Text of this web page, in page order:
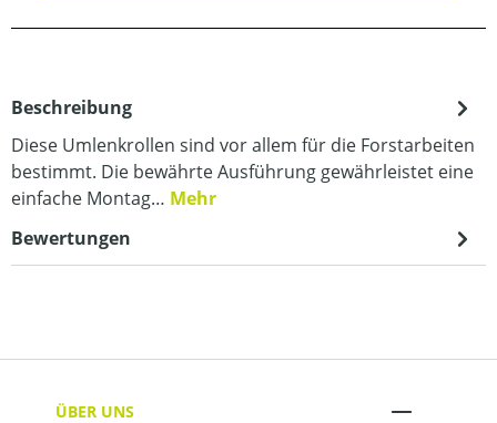
Beschreibung
Diese Umlenkrollen sind vor allem für die Forstarbeiten
bestimmt. Die bewährte Ausführung gewährleistet eine
einfache Montag… Mehr
Bewertungen
ÜBER UNS